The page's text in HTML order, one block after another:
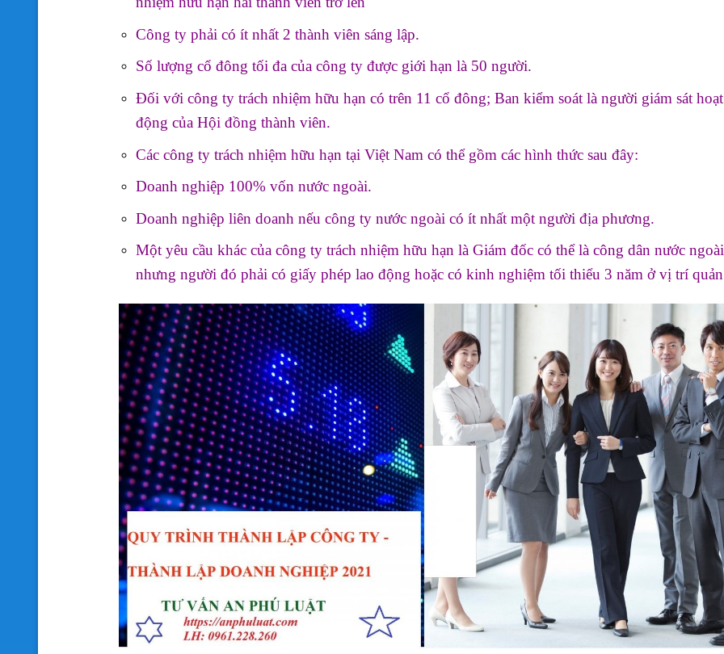
Công ty phải có ít nhất 2 thành viên sáng lập.
Số lượng cổ đông tối đa của công ty được giới hạn là 50 người.
Đối với công ty trách nhiệm hữu hạn có trên 11 cổ đông; Ban kiểm soát là người giám sát hoạt
động của Hội đồng thành viên.
Các công ty trách nhiệm hữu hạn tại Việt Nam có thể gồm các hình thức sau đây:
Doanh nghiệp 100% vốn nước ngoài.
Doanh nghiệp liên doanh nếu công ty nước ngoài có ít nhất một người địa phương.
Một yêu cầu khác của công ty trách nhiệm hữu hạn là Giám đốc có thể là công dân nước
nhưng người đó phải có giấy phép lao động hoặc có kinh nghiệm tối thiểu 3 năm ở vị trí